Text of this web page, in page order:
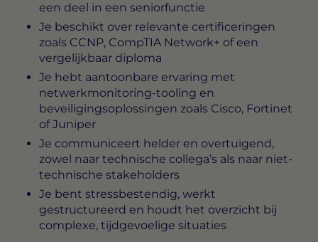
een deel in een seniorfunctie
Je beschikt over relevante certificeringen
zoals CCNP, CompTIA Network+ of een
vergelijkbaar diploma
Je hebt aantoonbare ervaring met
netwerkmonitoring-tooling en
beveiligingsoplossingen zoals Cisco, Fortinet
of Juniper
Je communiceert helder en overtuigend,
zowel naar technische collega’s als naar niet-
technische stakeholders
Je bent stressbestendig, werkt
gestructureerd en houdt het overzicht bij
complexe, tijdgevoelige situaties